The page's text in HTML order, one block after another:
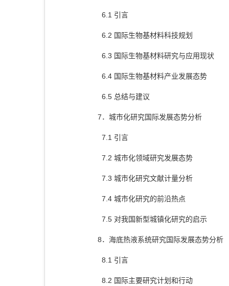
6.1 引言
6.2 国际生物基材料科技规划
6.3 国际生物基材料研究与应用现状
6.4 国际生物基材料产业发展态势
6.5 总结与建议
7．城市化研究国际发展态势分析
7.1 引言
7.2 城市化领域研究发展态势
7.3 城市化研究文献计量分析
7.4 城市化研究的前沿热点
7.5 对我国新型城镇化研究的启示
8．海底热液系统研究国际发展态势分析
8.1 引言
8.2 国际主要研究计划和行动